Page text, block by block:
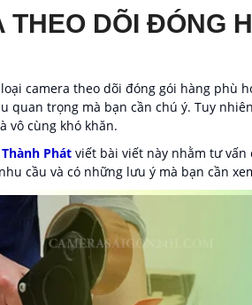
THEO DÕI ĐÓNG
camera theo dõi đóng gói hàng phù
quan trọng mà bạn cần chú ý. Tuy
vô cùng khó khăn.
Phát viết bài viết này nhằm tư vấn
cầu và có những lưu ý mà bạn cần